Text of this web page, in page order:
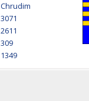
Chrudim
3071
2611
309
1349